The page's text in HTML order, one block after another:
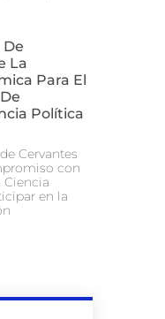
La
Para El
Política
Cervantes
con
en la